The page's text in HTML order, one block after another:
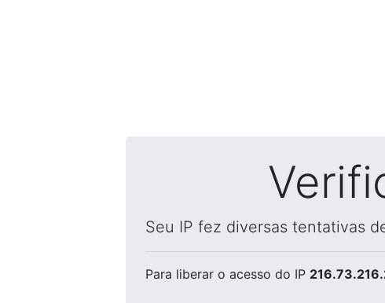
Seu IP fez diversas tentativas
Para liberar o acesso do IP